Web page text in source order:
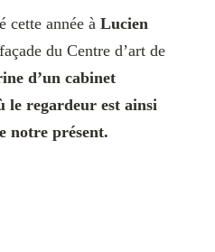
cette année à Lucien
du Centre d’art de
d’un cabinet
le regardeur est ainsi
notre présent.